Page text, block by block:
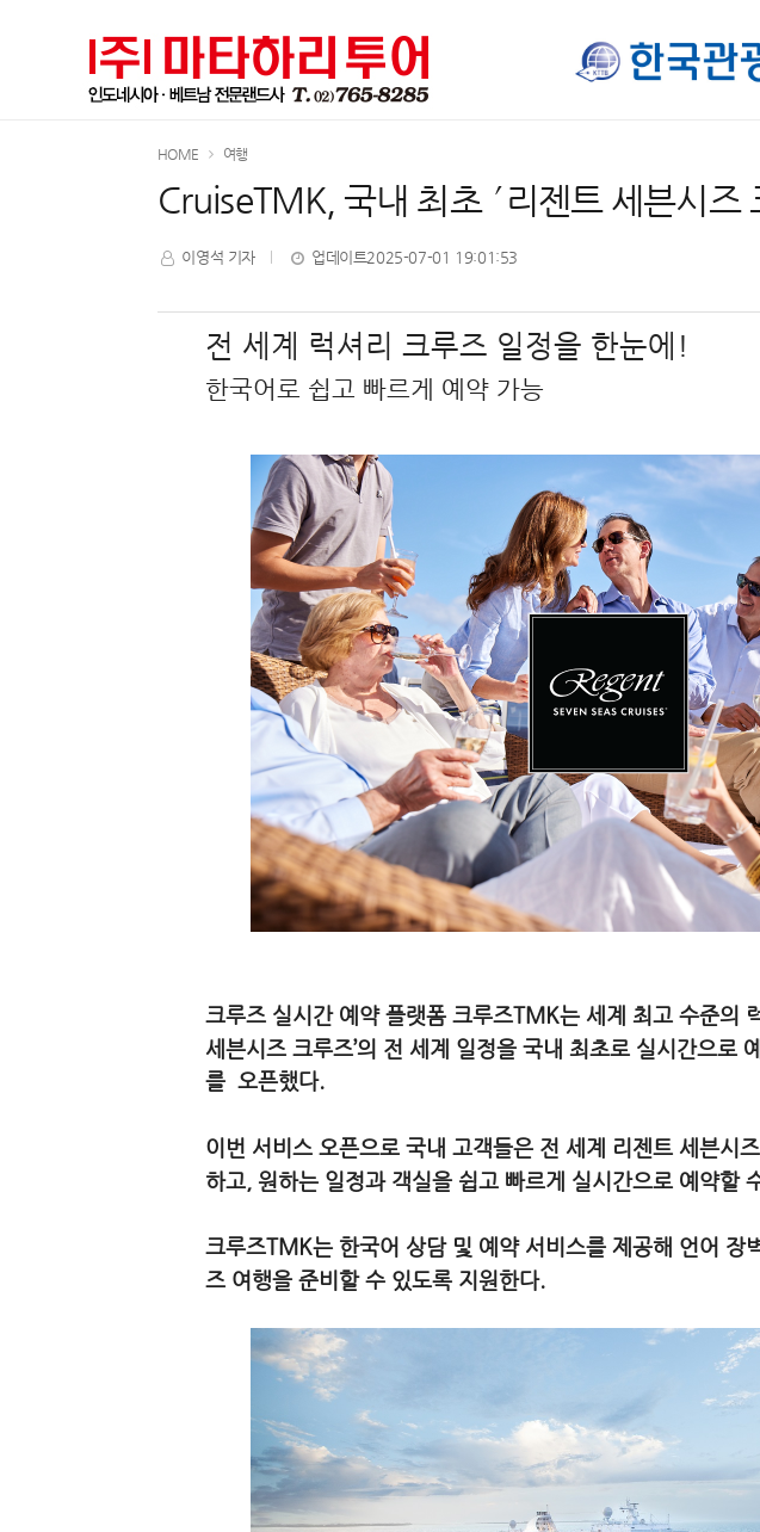
HOME 여행
CruiseTMK, 국내 최초 ′리젠트 세븐시즈
이영석 기자 업데이트2025-07-01 19:01:53
전 세계 럭셔리 크루즈 일정을 한눈에!
한국어로 쉽고 빠르게 예약 가능
크루즈 실시간 예약 플랫폼 크루즈TMK는 세계 최고 수준의
세븐시즈 크루즈’의 전 세계 일정을 국내 최초로 실시간으로
를 오픈했다.
이번 서비스 오픈으로 국내 고객들은 전 세계 리젠트 세븐시
하고, 원하는 일정과 객실을 쉽고 빠르게 실시간으로 예약할
크루즈TMK는 한국어 상담 및 예약 서비스를 제공해 언어 장
즈 여행을 준비할 수 있도록 지원한다.